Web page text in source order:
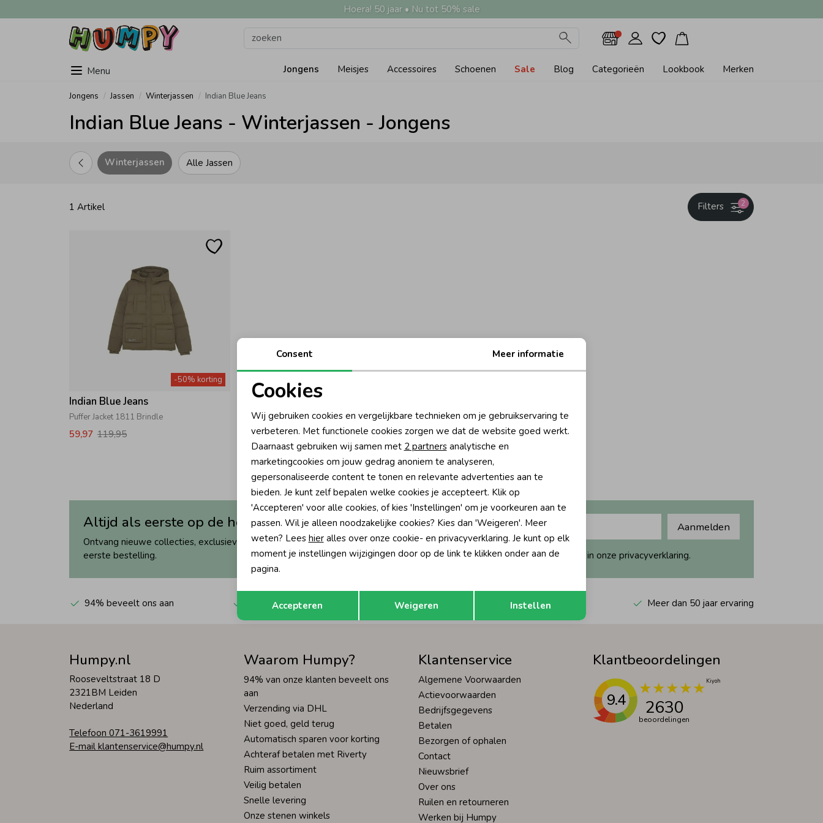
Hoera! 50 jaar • Nu tot 50% sale
Menu Jongens Meisjes Accessoires Schoenen Sale Blog Categorieën Lookbook Merken
Jongens Jassen Winterjassen Indian Blue Jeans
Indian Blue Jeans - Winterjassen - Jongens
Alle Jassen
Winterjassen
1 Artikel 2
Filters
-50% korting
Indian Blue Jeans
Puffer Jacket 1811 Brindle
59,97 119,95
Altijd als eerste op de hoogte?
Ontvang nieuwe collecties, exclusieve acties én direct 10% korting* op je
eerste bestelling.
Aanmelden
Hoe we met je data omgaan? Bekijk dit in onze privacyverklaring.
94% beveelt ons aan Automatisch sparen voor korting Wij scoren een 9,4 op Kiyoh Meer dan 50 jaar ervaring
Humpy.nl
Rooseveltstraat 18 D
2321BM Leiden
Nederland
Telefoon 071-3619991
E-mail klantenservice@humpy.nl
Waarom Humpy?
94% van onze klanten beveelt ons
aan
Verzending via DHL
Niet goed, geld terug
Automatisch sparen voor korting
Achteraf betalen met Riverty
Ruim assortiment
Veilig betalen
Snelle levering
Onze stenen winkels
Klantenservice
Algemene Voorwaarden
Actievoorwaarden
Bedrijfsgegevens
Betalen
Bezorgen of ophalen
Contact
Nieuwsbrief
Over ons
Ruilen en retourneren
Werken bij Humpy
Klantbeoordelingen
9.4 2630
beoordelingen
Noodzakelijke cookies
Analytische cookies Marketing cookies
Terug Opslaan
Consent Meer informatie
Cookies
Wij gebruiken cookies en vergelijkbare technieken om je gebruikservaring te
verbeteren. Met functionele cookies zorgen we dat de website goed werkt.
Daarnaast gebruiken wij samen met 2 partnersanalytische en
marketingcookies om jouw gedrag anoniem te analyseren,
gepersonaliseerde content te tonen en relevante advertenties aan te
bieden. Je kunt zelf bepalen welke cookies je accepteert. Klik op
'Accepteren' voor alle cookies, of kies 'Instellingen' om je voorkeuren aan te
passen. Wil je alleen noodzakelijke cookies? Kies dan 'Weigeren'. Meer
weten? Lees hieralles over onze cookie- en privacyverklaring. Je kunt op elk
moment je instellingen wijzigingen door op de link te klikken onder aan de
pagina.
Accepteren Weigeren Instellen